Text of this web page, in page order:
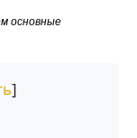
основные
]